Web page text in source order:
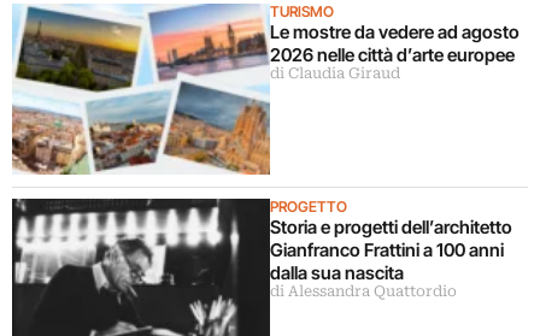
TURISMO
Le mostre da vedere ad agosto
2026 nelle città d’arte europee
di Claudia Giraud
PROGETTO
Storia e progetti dell’architetto
Gianfranco Frattini a 100 anni
dalla sua nascita
di Alessandra Quattordio